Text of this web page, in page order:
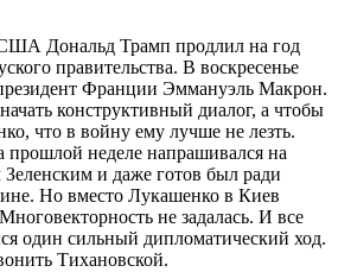
Дональд Трамп продлил на год
правительства. В воскресенье
Франции Эммануэль Макрон.
конструктивный диалог, а чтобы
что в войну ему лучше не лезть.
неделе напрашивался на
Зеленским и даже готов был ради
Но вместо Лукашенко в Киев
не задалась. И все
один сильный дипломатический ход.
Тихановской.